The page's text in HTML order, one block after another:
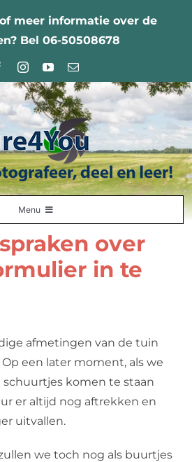
meer informatie over de
Bel 06-50508678
Menu
over
in te
afmetingen van de tuin
een later moment, als we
komen te staan
er altijd nog aftrekken en
uitvallen.
we toch nog als buurtjes